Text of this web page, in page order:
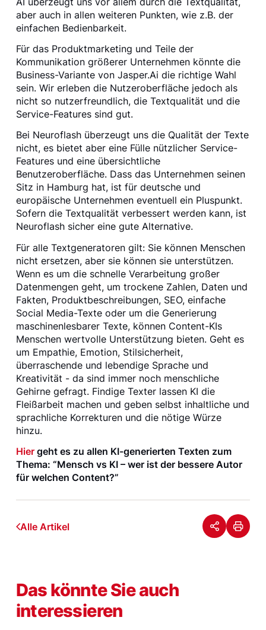
aber auch in allen weiteren Punkten, wie z.B. der
einfachen Bedienbarkeit.
Für das Produktmarketing und Teile der
Kommunikation größerer Unternehmen könnte die
Business-Variante von Jasper.Ai die richtige Wahl
sein. Wir erleben die Nutzeroberfläche jedoch als
nicht so nutzerfreundlich, die Textqualität und die
Service-Features sind gut.
Bei Neuroflash überzeugt uns die Qualität der Texte
nicht, es bietet aber eine Fülle nützlicher Service-
Features und eine übersichtliche
Benutzeroberfläche. Dass das Unternehmen seinen
Sitz in Hamburg hat, ist für deutsche und
europäische Unternehmen eventuell ein Pluspunkt.
Sofern die Textqualität verbessert werden kann, ist
Neuroflash sicher eine gute Alternative.
Für alle Textgeneratoren gilt: Sie können Menschen
nicht ersetzen, aber sie können sie unterstützen.
Wenn es um die schnelle Verarbeitung großer
Datenmengen geht, um trockene Zahlen, Daten und
Fakten, Produktbeschreibungen, SEO, einfache
Social Media-Texte oder um die Generierung
maschinenlesbarer Texte, können Content-KIs
Menschen wertvolle Unterstützung bieten. Geht es
um Empathie, Emotion, Stilsicherheit,
überraschende und lebendige Sprache und
Kreativität - da sind immer noch menschliche
Gehirne gefragt. Findige Texter lassen KI die
Fleißarbeit machen und geben selbst inhaltliche und
sprachliche Korrekturen und die nötige Würze
hinzu.
Hier geht es zu allen KI-generierten Texten zum
Thema: “Mensch vs KI – wer ist der bessere Autor
für welchen Content?”
Alle Artikel
Das könnte Sie auch
interessieren